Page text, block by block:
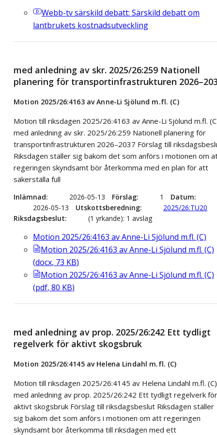
Webb-tvsärskild debatt: Särskild debatt om
lantbrukets kostnadsutveckling
med anledning av skr. 2025/26:259 Nationell
planering för transportinfrastrukturen
Motion 2025/26:4163 av Anne-Li Sjölund m.fl. (C)
Motion till riksdagen 2025/26:4163 av Anne-Li Sjölund m.fl.
med anledning av skr. 2025/26:259 Nationell planering för
transportinfrastrukturen 2026–2037 Förslag till
Riksdagen ställer sig bakom det som anförs i motionen om
regeringen skyndsamt bör återkomma med en plan för att
säkerställa full
Inlämnad 2026-05-13 Förslag 1
Datum
2026-05-13
Utskottsberedning
2025/26:TU20
Riksdagsbeslut
(1 yrkande): 1 avslag
Motion 2025/26:4163 av Anne-Li Sjölund m.fl. (C)
Motion 2025/26:4163 av Anne-Li Sjölund m.fl. (C)
(docx, 73 KB)
Motion 2025/26:4163 av Anne-Li Sjölund m.fl. (C)
(pdf, 80 KB)
med anledning av prop. 2025/26:242 Ett tydligt
regelverk för aktivt skogsbruk
Motion 2025/26:4145 av Helena Lindahl m.fl. (C)
Motion till riksdagen 2025/26:4145 av Helena Lindahl m.fl. (C)
med anledning av prop. 2025/26:242 Ett tydligt regelverk för
aktivt skogsbruk Förslag till riksdagsbeslut Riksdagen ställer
sig bakom det som anförs i motionen om att regeringen
skyndsamt bör återkomma till riksdagen med ett